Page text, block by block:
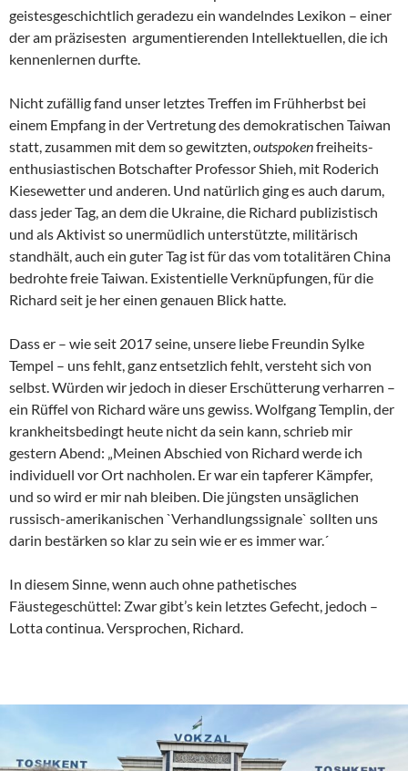
geistesgeschichtlich geradezu ein wandelndes Lexikon – einer
der am präzisesten argumentierenden Intellektuellen, die ich
kennenlernen durfte.
Nicht zufällig fand unser letztes Treffen im Frühherbst bei
einem Empfang in der Vertretung des demokratischen Taiwan
statt, zusammen mit dem so gewitzten,outspokenfreiheits-
enthusiastischen Botschafter Professor Shieh, mit Roderich
Kiesewetter und anderen. Und natürlich ging es auch darum,
dass jeder Tag, an dem die Ukraine, die Richard publizistisch
und als Aktivist so unermüdlich unterstützte, militärisch
standhält, auch ein guter Tag ist für das vom totalitären China
bedrohte freie Taiwan. Existentielle Verknüpfungen, für die
Richard seit je her einen genauen Blick hatte.
Dass er – wie seit 2017 seine, unsere liebe Freundin Sylke
Tempel – uns fehlt, ganz entsetzlich fehlt, versteht sich von
selbst. Würden wir jedoch in dieser Erschütterung verharren –
ein Rüffel von Richard wäre uns gewiss. Wolfgang Templin, der
krankheitsbedingt heute nicht da sein kann, schrieb mir
gestern Abend: „Meinen Abschied von Richard werde ich
individuell vor Ort nachholen. Er war ein tapferer Kämpfer,
und so wird er mir nah bleiben. Die jüngsten unsäglichen
russisch-amerikanischen `Verhandlungssignale` sollten uns
darin bestärken so klar zu sein wie er es immer war.´
In diesem Sinne, wenn auch ohne pathetisches
Fäustegeschüttel: Zwar gibt’s kein letztes Gefecht, jedoch –
Lotta continua. Versprochen, Richard.